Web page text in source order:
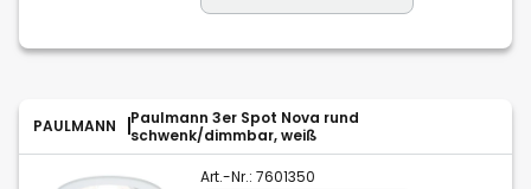
PAULMANN
Paulmann 3er Spot Nova rund
schwenk/dimmbar, weiß
Art.-Nr.: 7601350